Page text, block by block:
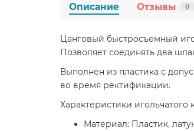
Описание Отзывы 0
Цанговый быстросъемный
Позволяет соединять два
Выполнен из пластика с
во время ректификации.
Характеристики
Материал: Пластик,